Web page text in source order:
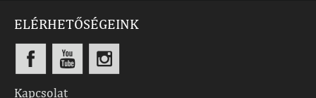
ELÉRHETŐSÉGEINK
Kapcsolat